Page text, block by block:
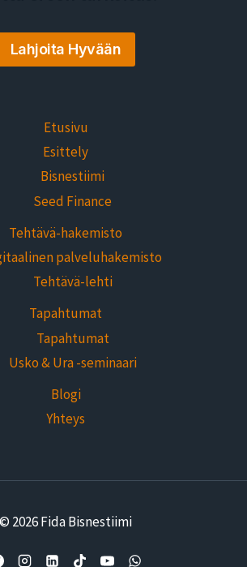
Lahjoita Hyvään
Etusivu
Esittely
Bisnestiimi
Seed Finance
Tehtävä-hakemisto
palveluhakemisto
Tehtävä-lehti
Tapahtumat
Tapahtumat
Usko & Ura -seminaari
Blogi
Yhteys
© 2026 Fida Bisnestiimi